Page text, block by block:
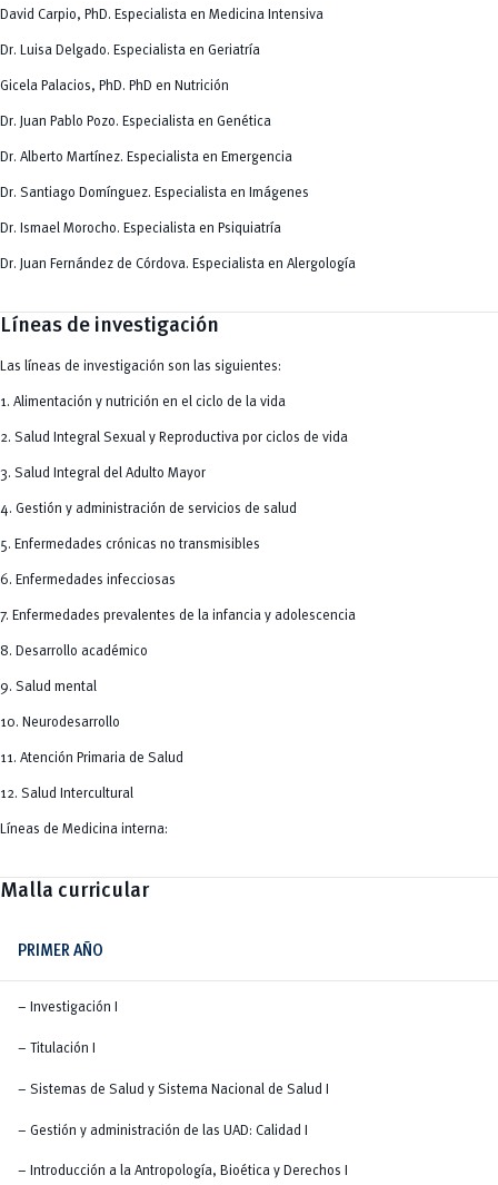
David Carpio, PhD. Especialista en Medicina Intensiva
Dr. Luisa Delgado. Especialista en Geriatría
Gicela Palacios, PhD. PhD en Nutrición
Dr. Juan Pablo Pozo. Especialista en Genética
Dr. Alberto Martínez. Especialista en Emergencia
Dr. Santiago Domínguez. Especialista en Imágenes
Dr. Ismael Morocho. Especialista en Psiquiatría
Dr. Juan Fernández de Córdova. Especialista en Alergología
Líneas de investigación
Las líneas de investigación son las siguientes:
1. Alimentación y nutrición en el ciclo de la vida
2. Salud Integral Sexual y Reproductiva por ciclos de vida
3. Salud Integral del Adulto Mayor
4. Gestión y administración de servicios de salud
5. Enfermedades crónicas no transmisibles
6. Enfermedades infecciosas
7. Enfermedades prevalentes de la infancia y adolescencia
8. Desarrollo académico
9. Salud mental
10. Neurodesarrollo
11. Atención Primaria de Salud
12. Salud Intercultural
Líneas de Medicina interna:
Malla curricular
PRIMER AÑO
– Investigación I
– Titulación I
– Sistemas de Salud y Sistema Nacional de Salud I
– Gestión y administración de las UAD: Calidad I
– Introducción a la Antropología, Bioética y Derechos I